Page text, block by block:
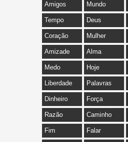
Amigos Mundo
Tempo Deus
Coração Mulher
Amizade Alma
Medo Hoje
Liberdade Palavras
Dinheiro Força
Razão Caminho
Fim Falar